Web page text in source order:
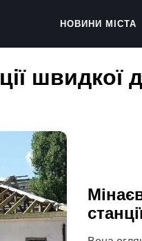
НОВИНИ МІСТА
швидкої